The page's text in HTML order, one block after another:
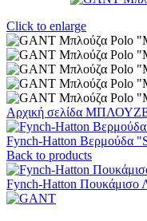
Click to enlarge
Αρχική σελίδα
Fynch-Hatton Βερμούδα
Back to products
Fynch-Hatton Πουκάμισο